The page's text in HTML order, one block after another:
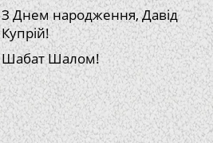
З Днем народження, Давід
Купрій!
Шабат Шалом!